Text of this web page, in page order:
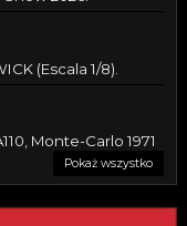
(Escala 1/8).
Monte-Carlo 1971
Pokaż wszystko